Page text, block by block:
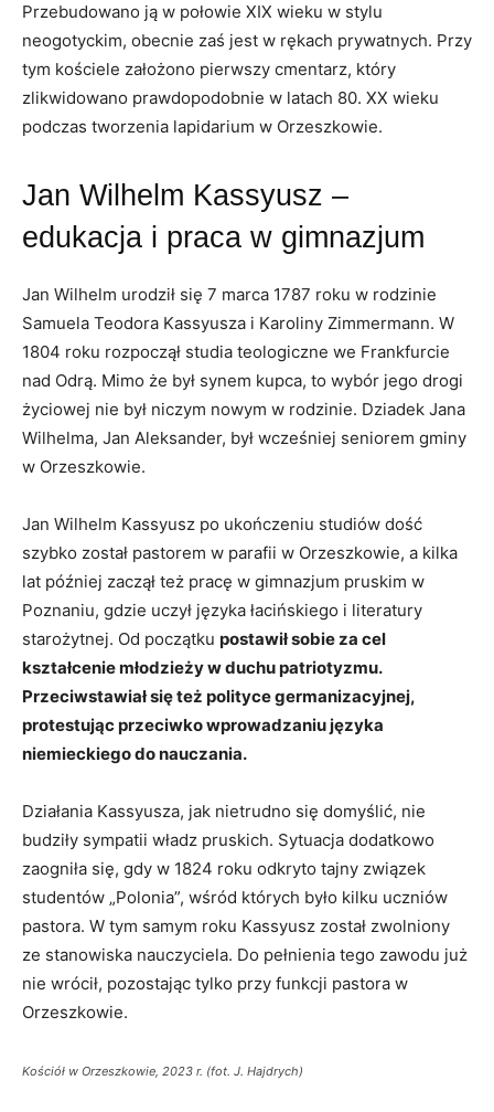
Przebudowano ją w połowie XIX wieku w stylu
neogotyckim, obecnie zaś jest w rękach prywatnych. Przy
tym kościele założono pierwszy cmentarz, który
zlikwidowano prawdopodobnie w latach 80. XX wieku
podczas tworzenia lapidarium w Orzeszkowie.
Jan Wilhelm Kassyusz –
edukacja i praca w gimnazjum
Jan Wilhelm urodził się 7 marca 1787 roku w rodzinie
Samuela Teodora Kassyusza i Karoliny Zimmermann. W
1804 roku rozpoczął studia teologiczne we Frankfurcie
nad Odrą. Mimo że był synem kupca, to wybór jego drogi
życiowej nie był niczym nowym w rodzinie. Dziadek Jana
Wilhelma, Jan Aleksander, był wcześniej seniorem gminy
w Orzeszkowie.
Jan Wilhelm Kassyusz po ukończeniu studiów dość
szybko został pastorem w parafii w Orzeszkowie, a kilka
lat później zaczął też pracę w gimnazjum pruskim w
Poznaniu, gdzie uczył języka łacińskiego i literatury
starożytnej. Od początku postawił sobie za cel
kształcenie młodzieży w duchu patriotyzmu.
Przeciwstawiał się też polityce germanizacyjnej,
protestując przeciwko wprowadzaniu języka
niemieckiego do nauczania.
Działania Kassyusza, jak nietrudno się domyślić, nie
budziły sympatii władz pruskich. Sytuacja dodatkowo
zaogniła się, gdy w 1824 roku odkryto tajny związek
studentów „Polonia”, wśród których było kilku uczniów
pastora. W tym samym roku Kassyusz został zwolniony
ze stanowiska nauczyciela. Do pełnienia tego zawodu już
nie wrócił, pozostając tylko przy funkcji pastora w
Orzeszkowie.
Kościół w Orzeszkowie, 2023 r. (fot. J. Hajdrych)